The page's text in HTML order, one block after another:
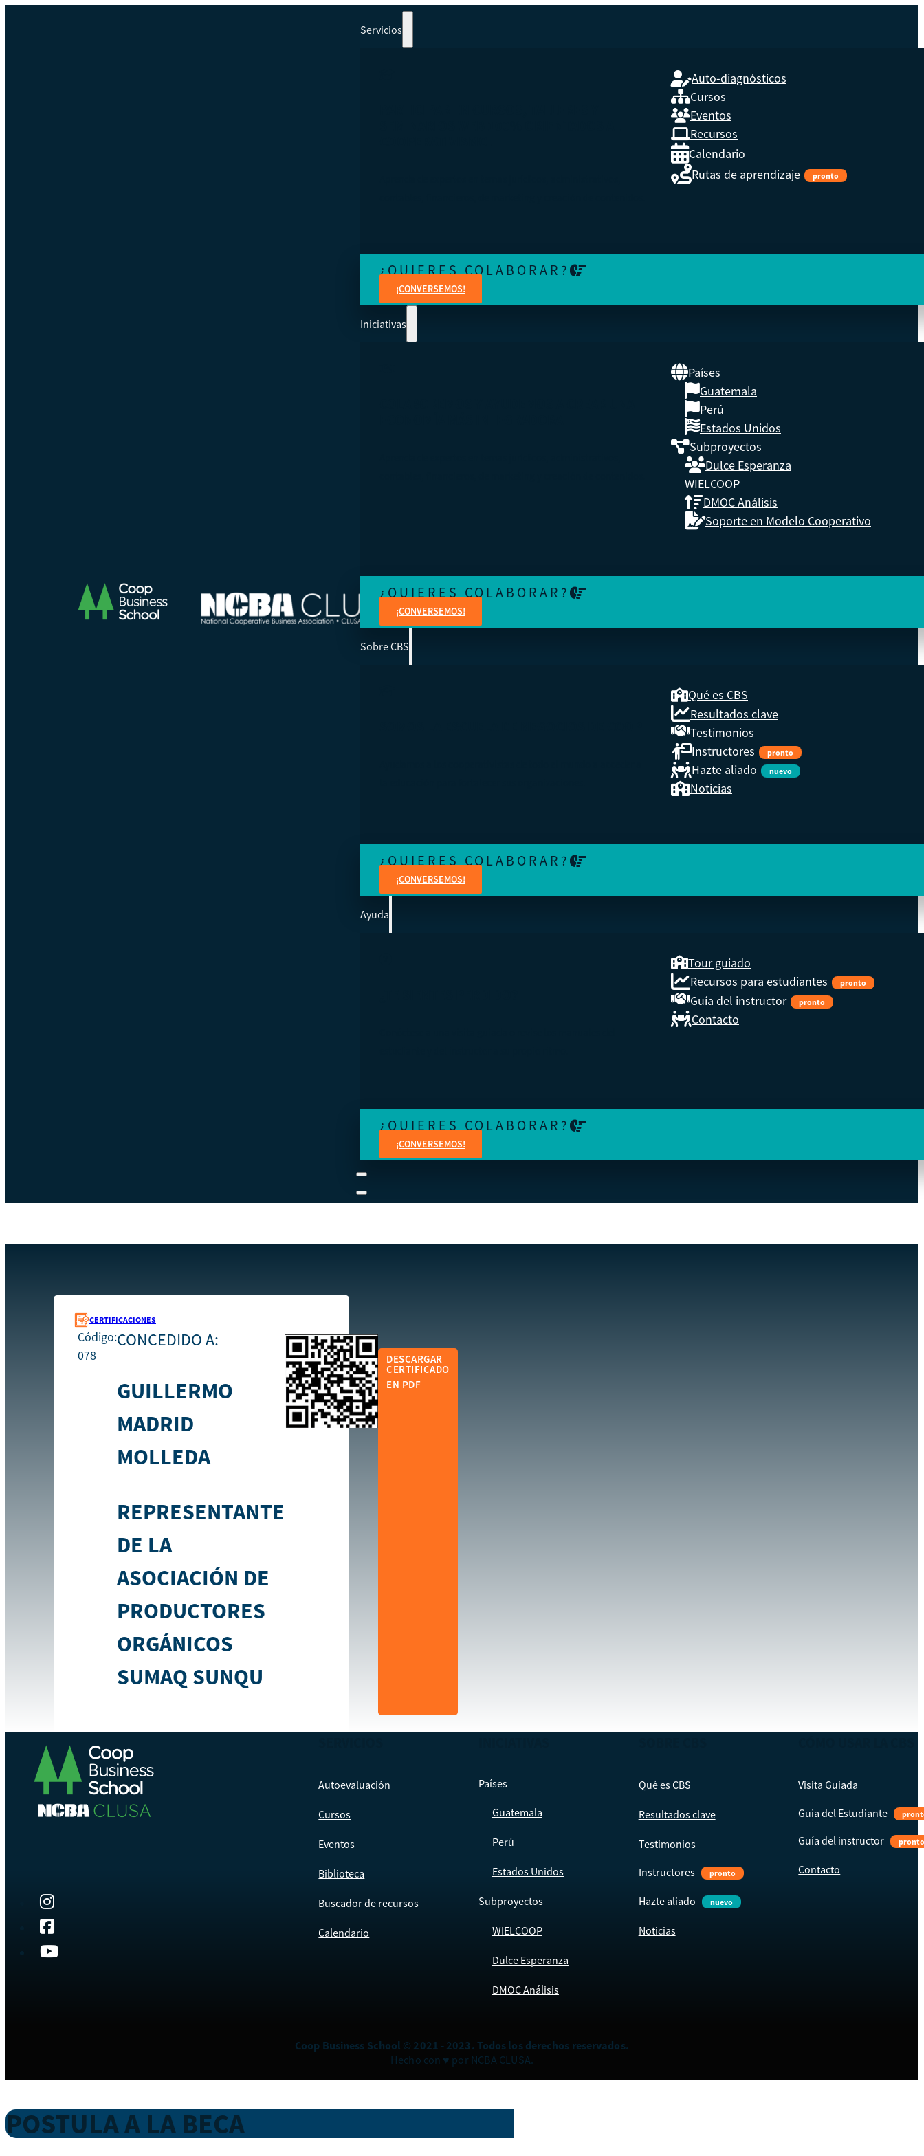
Servicios
Auto-diagnósticos
Cursos
Eventos
Recursos
Calendario
Rutas de aprendizaje
pronto
¿QUIERES COLABORAR?
¡CONVERSEMOS!
Iniciativas
Países
Guatemala
Perú
Estados Unidos
Subproyectos
Dulce Esperanza
WIELCOOP
DMOC Análisis
Soporte en Modelo Cooperativo
¿QUIERES COLABORAR?
¡CONVERSEMOS!
Sobre CBS
Qué es CBS
Resultados clave
Testimonios
Instructores
pronto
Hazte aliado nuevo
Noticias
¿QUIERES COLABORAR?
¡CONVERSEMOS!
Ayuda
Tour guiado
Recursos para estudiantes
pronto
Guía del instructor pronto
Contacto
¿QUIERES COLABORAR?
¡CONVERSEMOS!
CERTIFICACIONES
Código:
078
CONCEDIDO A:
GUILLERMO
MADRID
MOLLEDA
REPRESENTANTE
DE LA
ASOCIACIÓN DE
PRODUCTORES
ORGÁNICOS
SUMAQ SUNQU
DESCARGAR
CERTIFICADO
EN PDF
Autoevaluación
Cursos
Eventos
Biblioteca
Buscador de recursos
Calendario
Países
Guatemala
Perú
Estados Unidos
Subproyectos
WIELCOOP
Dulce Esperanza
DMOC Análisis
Qué es CBS
Resultados clave
Testimonios
Instructores pronto
Hazte aliado nuevo
Noticias
Visita Guiada
Guía del Estudiante
Guía del instructor
Contacto
Coop Business School © 2021 - 2023. Todos los derechos reservados.
Hecho con ♥ por NCBA CLUSA.
POSTULA A LA BECA